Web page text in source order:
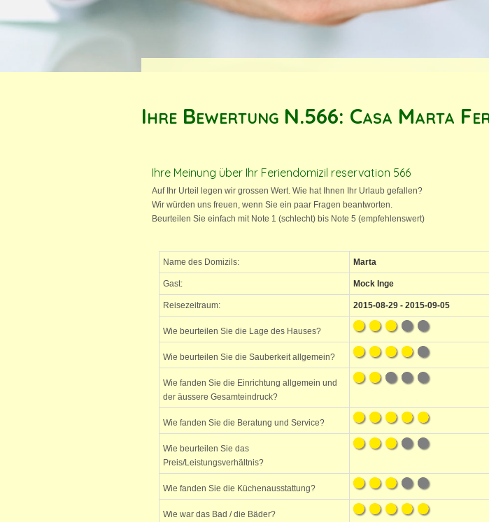
Ihre Bewertung N.566: Casa Marta
Ihre Meinung über Ihr Feriendomizil reservation 566
Auf Ihr Urteil legen wir grossen Wert. Wie hat Ihnen Ihr Urlaub gefallen?
Wir würden uns freuen, wenn Sie ein paar Fragen beantworten.
Beurteilen Sie einfach mit Note 1 (schlecht) bis Note 5 (empfehlenswert)
Name des Domizils: Marta
Gast: Mock Inge
Reisezeitraum: 2015-08-29 - 2015-09-05
Wie beurteilen Sie die Lage des Hauses?
Wie beurteilen Sie die Sauberkeit allgemein?
Wie fanden Sie die Einrichtung allgemein und
der äussere Gesamteindruck?
Wie fanden Sie die Beratung und Service?
Wie beurteilen Sie das
Preis/Leistungsverhältnis?
Wie fanden Sie die Küchenausstattung?
Wie war das Bad / die Bäder?